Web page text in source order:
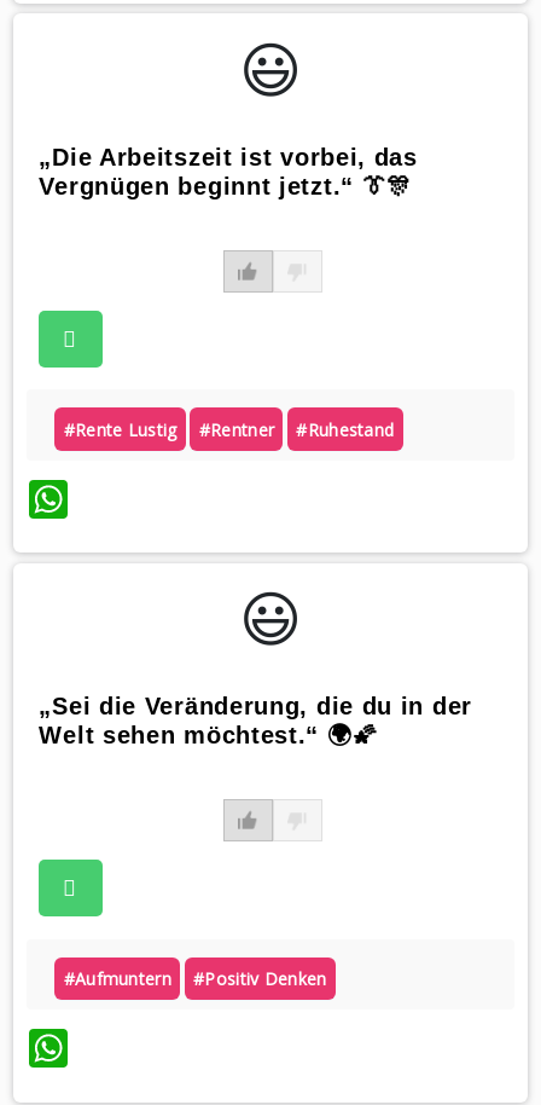
😃️
„Die Arbeitszeit ist vorbei, das
Vergnügen beginnt jetzt.“ 👔🎊
#rente Lustig #rentner #ruhestand
WhatsApp
😃️
„Sei die Veränderung, die du in der
Welt sehen möchtest.“ 🌍🌠
#aufmuntern #positiv Denken
WhatsApp